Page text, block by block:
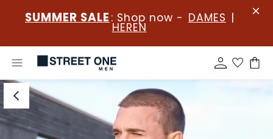
SUMMER SALE : Shop now - DAMES |
HEREN